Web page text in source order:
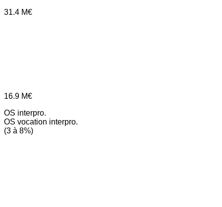
31.4 M€
16.9 M€
OS interpro.
OS vocation interpro.
(3 à 8%)